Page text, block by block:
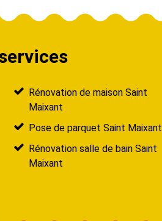
Rénovation de maison Saint
Maixant
Pose de parquet Saint Maixant
Rénovation salle de bain Saint
Maixant